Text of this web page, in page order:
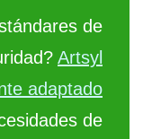
de
Artsyl
adaptado
de